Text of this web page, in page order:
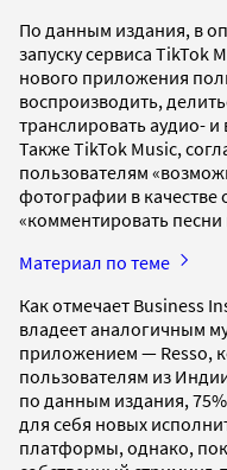
По данным издания, в
запуску сервиса TikTok
нового приложения
воспроизводить,
транслировать аудио-
Также TikTok Music,
пользователям
фотографии в качестве
«комментировать
Материал по теме
Как отмечает Business
владеет аналогичным
приложением — Resso,
пользователям из
по данным издания,
для себя новых
платформы, однако,